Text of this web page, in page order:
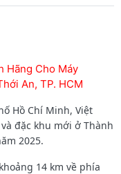
Hãng Cho Máy
An, TP. HCM
Hồ Chí Minh, Việt
đặc khu mới ở Thành
2025.
14 km về phía